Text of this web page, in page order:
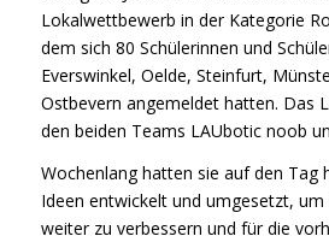
Lokalwettbewerb in der Kategorie
dem sich 80 Schülerinnen und
Everswinkel, Oelde, Steinfurt,
Ostbevern angemeldet hatten. Das
den beiden Teams LAUbotic noob
Wochenlang hatten sie auf den Tag
Ideen entwickelt und umgesetzt,
weiter zu verbessern und für die